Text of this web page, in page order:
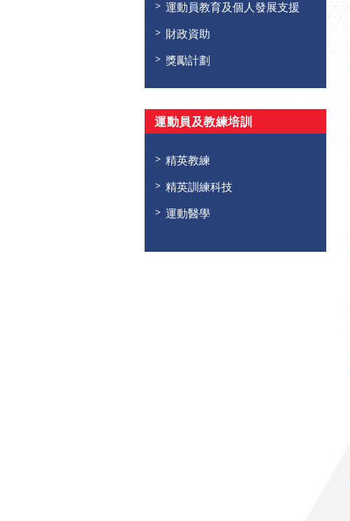
運動員教育及個人發展支援
財政資助
獎勵計劃
運動員及教練培訓
精英教練
精英訓練科技
運動醫學